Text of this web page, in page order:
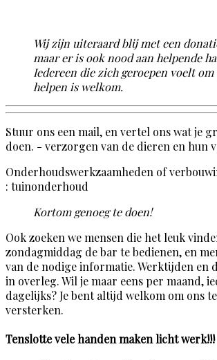
Wij zijn uiteraard blij met een
maar er is ook nood aan helpende
Iedereen die zich geroepen voelt
helpen is welkom.
Stuur ons een mail, en vertel ons wat je
doen. - verzorgen van de dieren en hun
Onderhoudswerkzaamheden of
: tuinonderhoud
Kortom genoeg te doen!
Ook zoeken we mensen die het leuk
zondagmiddag de bar te bedienen, en
van de nodige informatie. Werktijden en
in overleg. Wil je maar eens per maand,
dagelijks? Je bent altijd welkom om ons
versterken.
Tenslotte vele handen maken licht werk!!!